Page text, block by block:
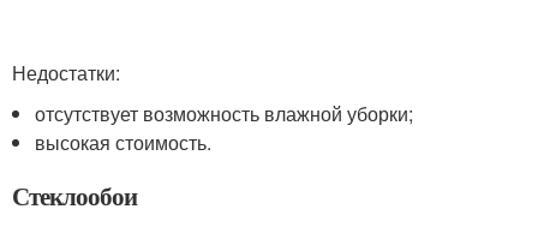
Недостатки:
отсутствует возможность влажной уборки;
высокая стоимость.
Стеклообои